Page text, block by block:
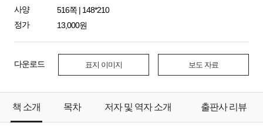
사양
516쪽 | 148*210
정가
13,000원
다운로드 표지 이미지 보도 자료
책 소개 목차 저자 및 역자 소개 출판사 리뷰